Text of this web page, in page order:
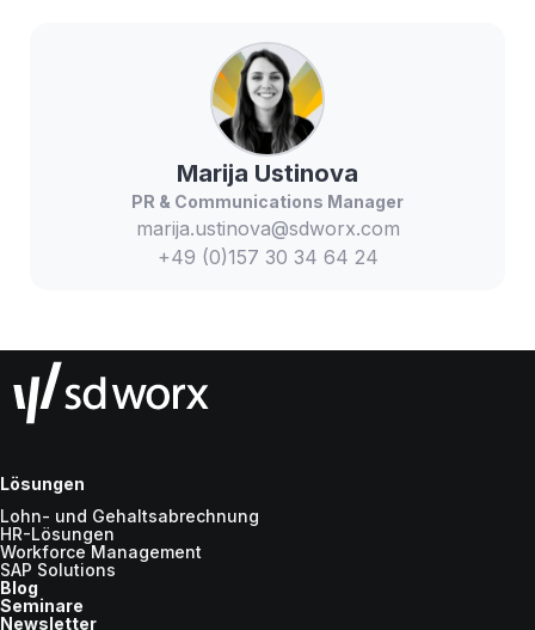
Marija Ustinova
PR & Communications Manager
marija.ustinova@sdworx.com
+49 (0)157 30 34 64 24
Lösungen
Lohn- und Gehaltsabrechnung
HR-Lösungen
Workforce Management
SAP Solutions
Blog
Seminare
Newsletter